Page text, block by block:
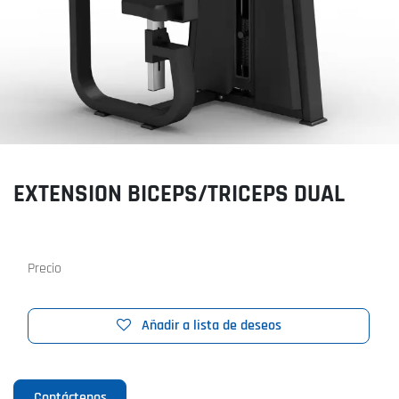
EXTENSION BICEPS/TRICEPS DUAL
Añadir a lista de deseos
Precio